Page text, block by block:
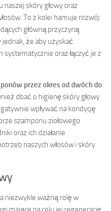
skóry głowy oraz
To z kolei hamuje rozwój
główną przyczyną
że aby uzyskać
oraz łączyć je z
przez okres od dwóch do
dbać o higienę skóry głowy
wpływać na kondycję
szamponu ziołowego
oraz ich działanie
naszych włosów i skóry
niezwykle ważną rolę w